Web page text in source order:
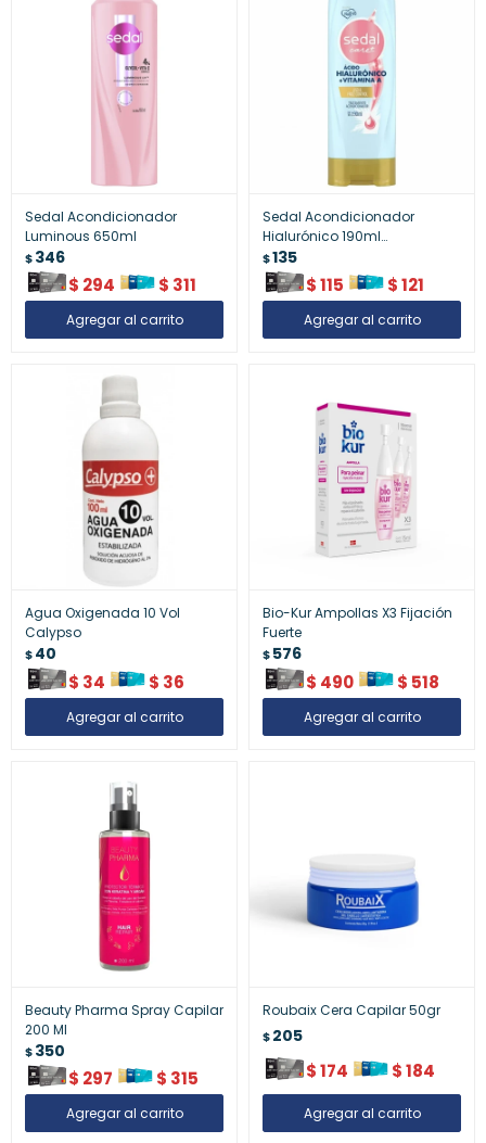
Sedal Acondicionador
Luminous 650ml
$346
$ 294 $ 311
Sedal Acondicionador
Hialurónico 190ml
¿Hidratación Profunda
$135
$115 $121
Agua Oxigenada 10 Vol
Calypso
$40
$ 34 $ 36
Bio-Kur Ampollas X3 Fijación
Fuerte
$576
$ 490 $ 518
Beauty Pharma Spray Capilar
200 Ml
$350
$ 297 $ 315
Roubaix Cera Capilar 50gr
$205
$174 $184